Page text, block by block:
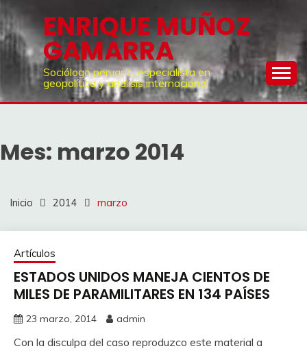
Saltar
al
contenidoENRIQUE MUÑOZ
GAMARRA
Sociólogo peruano, especialista en
geopolítica y análisis internacional
Mes: marzo 2014
Inicio 2014 marzo
Artículos
ESTADOS UNIDOS MANEJA CIENTOS DE
MILES DE PARAMILITARES EN 134 PAÍSES
23 marzo, 2014 admin
Con la disculpa del caso reproduzco este material a